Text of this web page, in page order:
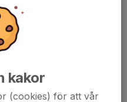
kakor
(cookies) för att vår